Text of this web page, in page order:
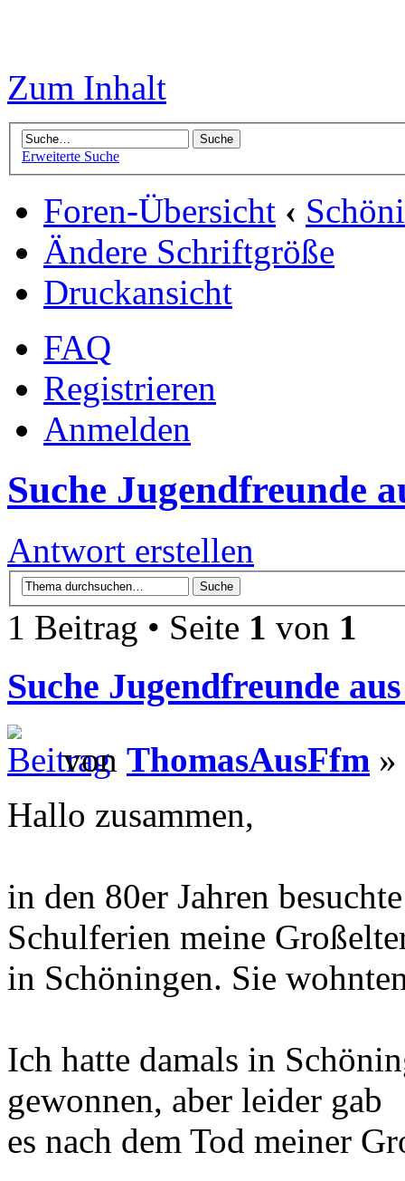
Zum Inhalt
Erweiterte Suche
Foren-Übersicht ‹
Ändere Schriftgröße
Druckansicht
FAQ
Registrieren
Anmelden
Suche Jugendfreunde
Antwort erstellen
1 Beitrag • Seite 1 von 1
Suche Jugendfreunde
von ThomasAusFfm »
Hallo zusammen,
in den 80er Jahren
Schulferien meine
in Schöningen. Sie
Ich hatte damals in
gewonnen, aber leider gab
es nach dem Tod meiner